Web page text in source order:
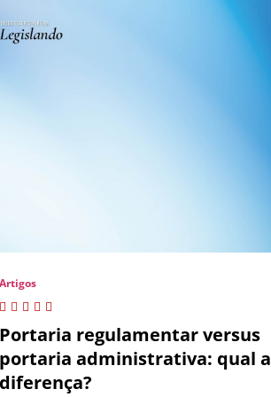
regulamentar versus
administrativa: qual a